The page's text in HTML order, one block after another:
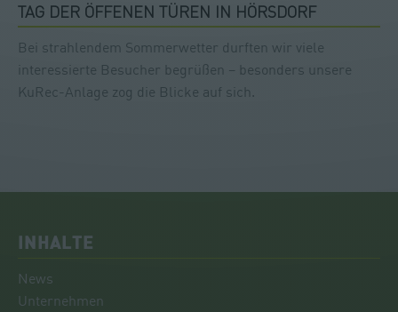
TAG DER ÖFFENEN TÜREN IN HÖRSDORF
Bei strahlendem Sommerwetter durften wir viele
interessierte Besucher begrüßen – besonders unsere
KuRec-Anlage zog die Blicke auf sich.
INHALTE
News
Unternehmen